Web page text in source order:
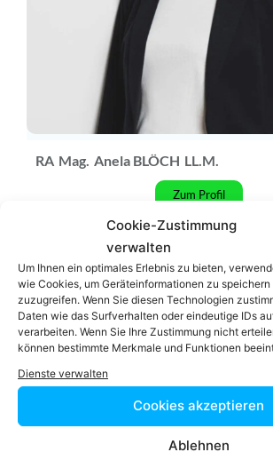
Cookie-Zustimmung
verwalten
Um Ihnen ein optimales Erlebnis zu bieten,
wie Cookies, um Geräteinformationen zu
zuzugreifen. Wenn Sie diesen Technologien
Daten wie das Surfverhalten oder eindeutige IDs
verarbeiten. Wenn Sie Ihre Zustimmung nicht
können bestimmte Merkmale und Funktionen
Dienste verwalten
Cookies akzeptieren
Ablehnen
RA Mag. Anela BLÖCH LL.M.
Zum Profil
Video-Podcast #69 Katharina Echerer
Recht, Wirtschaft, Steuern facultas